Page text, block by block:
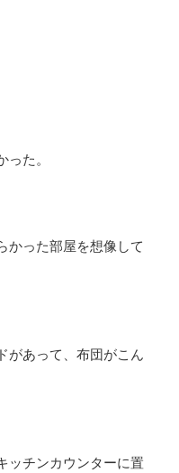
た。
かった部屋を想像して
があって、布団がこん
ッチンカウンターに置